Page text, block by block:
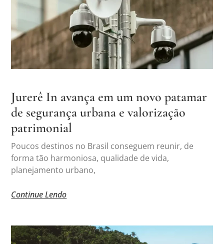
Jurerê In avança em um novo patamar
de segurança urbana e valorização
patrimonial
Poucos destinos no Brasil conseguem reunir, de
forma tão harmoniosa, qualidade de vida,
planejamento urbano,
Continue Lendo